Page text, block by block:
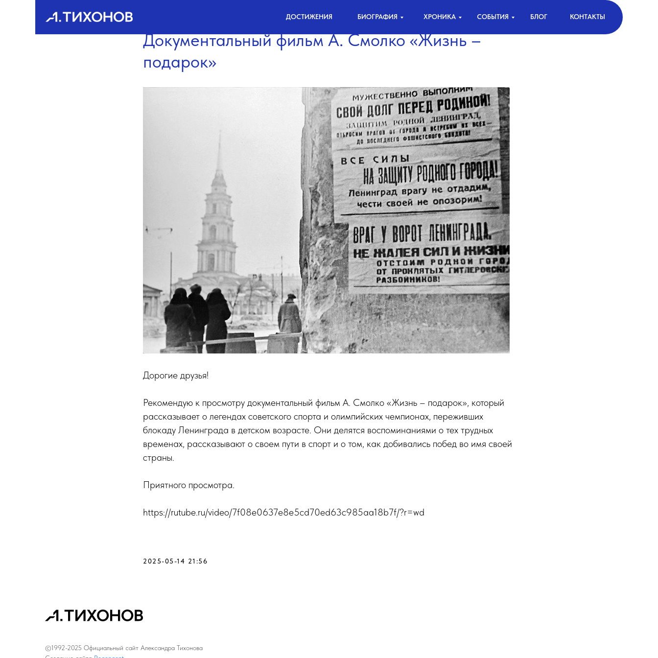
КОНТАКТЫ
СОБЫТИЯ БЛОГ
ХРОНИКА
ДОСТИЖЕНИЯ БИОГРАФИЯ
Документальный фильм А. Смолко «Жизнь –
подарок»
Дорогие друзья!
Рекомендую к просмотру документальный фильм А. Смолко «Жизнь – подарок», который
рассказывает о легендах советского спорта и олимпийских чемпионах, переживших
блокаду Ленинграда в детском возрасте. Они делятся воспоминаниями о тех трудных
временах, рассказывают о своем пути в спорт и о том, как добивались побед во имя своей
страны.
Приятного просмотра.
https://rutube.ru/video/7f08e0637e8e5cd70ed63c985aa18b7f/?r=wd
2025-05-14 21:56
©1992-2025 Официальный сайт Александра Тихонова